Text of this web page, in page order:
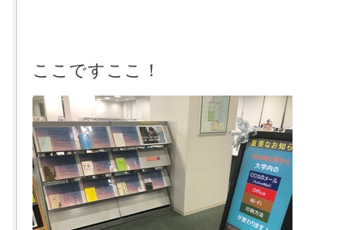
ここですここ！